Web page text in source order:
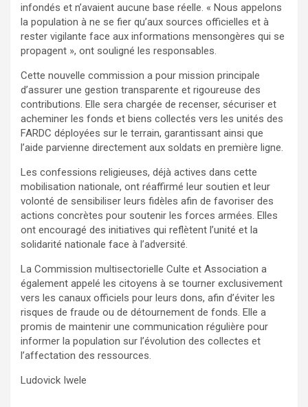
infondés et n’avaient aucune base réelle. « Nous appelons
la population à ne se fier qu’aux sources officielles et à
rester vigilante face aux informations mensongères qui se
propagent », ont souligné les responsables.
Cette nouvelle commission a pour mission principale
d’assurer une gestion transparente et rigoureuse des
contributions. Elle sera chargée de recenser, sécuriser et
acheminer les fonds et biens collectés vers les unités des
FARDC déployées sur le terrain, garantissant ainsi que
l’aide parvienne directement aux soldats en première ligne.
Les confessions religieuses, déjà actives dans cette
mobilisation nationale, ont réaffirmé leur soutien et leur
volonté de sensibiliser leurs fidèles afin de favoriser des
actions concrètes pour soutenir les forces armées. Elles
ont encouragé des initiatives qui reflètent l’unité et la
solidarité nationale face à l’adversité.
La Commission multisectorielle Culte et Association a
également appelé les citoyens à se tourner exclusivement
vers les canaux officiels pour leurs dons, afin d’éviter les
risques de fraude ou de détournement de fonds. Elle a
promis de maintenir une communication régulière pour
informer la population sur l’évolution des collectes et
l’affectation des ressources.
Ludovick Iwele